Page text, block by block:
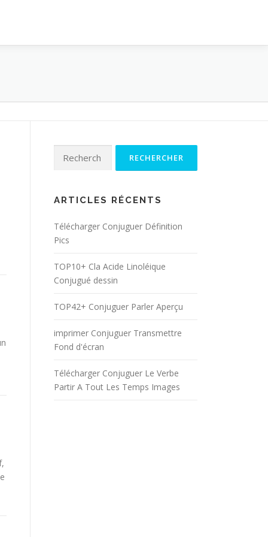
Rechercher :
ARTICLES RÉCENTS
Télécharger Conjuguer Définition
Pics
TOP10+ Cla Acide Linoléique
Conjugué dessin
TOP42+ Conjuguer Parler Aperçu
imprimer Conjuguer Transmettre
Fond d'écran
Télécharger Conjuguer Le Verbe
Partir A Tout Les Temps Images